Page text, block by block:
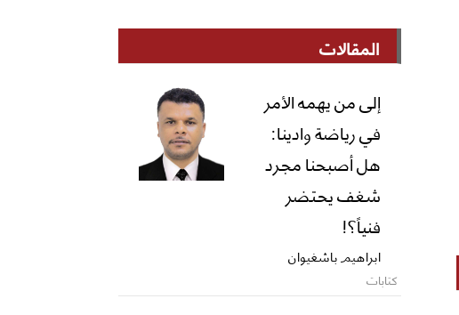
المقالات
إلى من يهمه الأمر
في رياضة وادينا:
هل أصبحنا مجرد
شغف يحتضر
فنياً؟!
ابراهيم باشغيوان
كتابات